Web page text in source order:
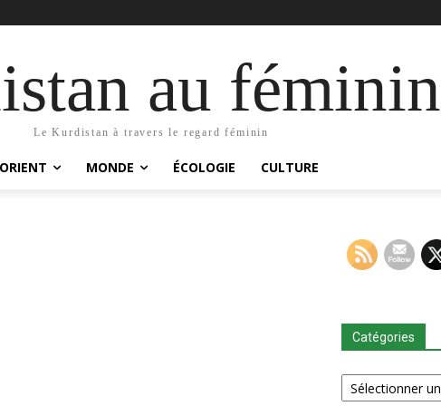
au féminin
Le Kurdistan à travers le regard féminin
MONDE ÉCOLOGIE CULTURE
Catégories
Catégories